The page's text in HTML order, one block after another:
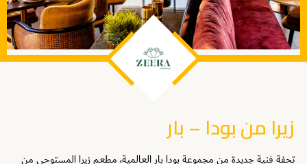
زيرا من بودا – بار
تحفة فنية جديدة من مجموعة بودا بار العالمية، مطعم زيرا المستوحى من